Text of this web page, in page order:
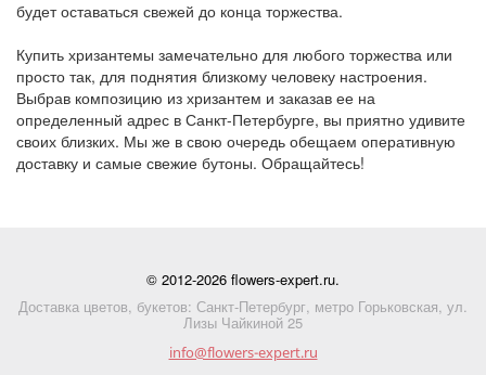
будет оставаться свежей до конца торжества.
Купить хризантемы замечательно для любого торжества или
просто так, для поднятия близкому человеку настроения.
Выбрав композицию из хризантем и заказав ее на
определенный адрес в Санкт-Петербурге, вы приятно удивите
своих близких. Мы же в свою очередь обещаем оперативную
доставку и самые свежие бутоны. Обращайтесь!
© 2012-2026 flowers-expert.ru.
Доставка цветов, букетов: Санкт-Петербург, метро Горьковская, ул.
Лизы Чайкиной 25
info@flowers-expert.ru